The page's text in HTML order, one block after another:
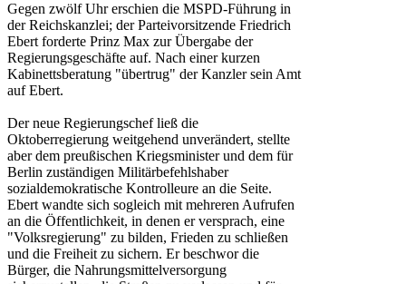
Gegen zwölf Uhr erschien die MSPD-Führung in
der Reichskanzlei; der Parteivorsitzende Friedrich
Ebert forderte Prinz Max zur Übergabe der
Regierungsgeschäfte auf. Nach einer kurzen
Kabinettsberatung "übertrug" der Kanzler sein Amt
auf Ebert.
Der neue Regierungschef ließ die
Oktoberregierung weitgehend unverändert, stellte
aber dem preußischen Kriegsminister und dem für
Berlin zuständigen Militärbefehlshaber
sozialdemokratische Kontrolleure an die Seite.
Ebert wandte sich sogleich mit mehreren Aufrufen
an die Öffentlichkeit, in denen er versprach, eine
"Volksregierung" zu bilden, Frieden zu schließen
und die Freiheit zu sichern. Er beschwor die
Bürger, die Nahrungsmittelversorgung